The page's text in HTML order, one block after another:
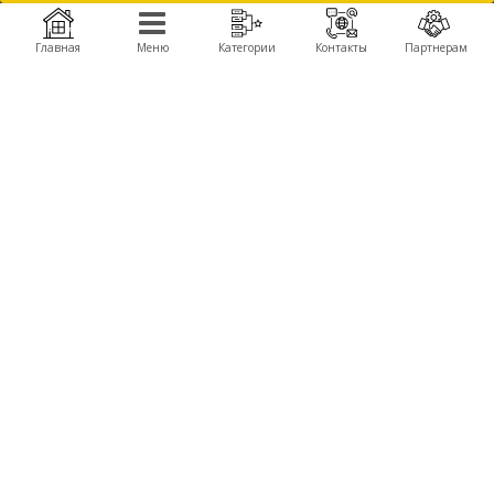
моторы, пропеллеры, аккумуляторы, зарядные, полетные контроллеры, камеры,
подвесы, детали для сборки, FPV компоненты и комплектующие запчасти для
производства дронов, беспилотников, БПЛА.
Главная Меню Категории Контакты Партнерам